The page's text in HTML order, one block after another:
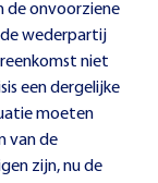
de onvoorziene
wederpartij
niet
een dergelijke
moeten
van de
zijn, nu de